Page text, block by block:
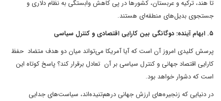
تا هند، ترکیه و عربستان، کشورها در پی کاهش وابستگی به نظام دلاری و
جستجوی بدیل‌های منطقه‌ای هستند.
۵. ابهام آینده: دوگانگی بین کارایی اقتصادی و کنترل سیاسی
پرسش کلیدی امروز آن است که آیا آمریکا می‌تواند میان دو هدف متضاد حفظ
کارایی اقتصاد جهانی و کنترل سیاسی بر آن تعادل برقرار کند؟ پاسخ کوتاه این
است که دشوار خواهد بود.
در دنیایی که زنجیره‌های ارزش جهانی درهم‌تنیده‌اند، سیاست‌های جدایی